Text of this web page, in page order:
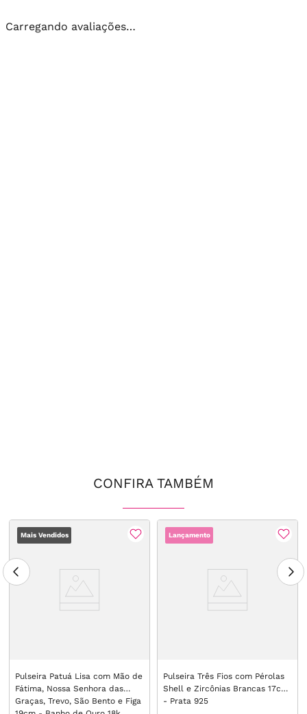
Carregando avaliações…
CONFIRA TAMBÉM
Mais Vendidos
Pulseira Patuá Lisa com Mão de
Fátima, Nossa Senhora das
Graças, Trevo, São Bento e Figa
Lançamento
Pulseira Três Fios com Pérolas
Shell e Zircônias Brancas 17cm
- Prata 925